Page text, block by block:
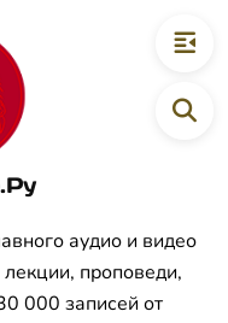
аудио и видео
проповеди,
000 записей от